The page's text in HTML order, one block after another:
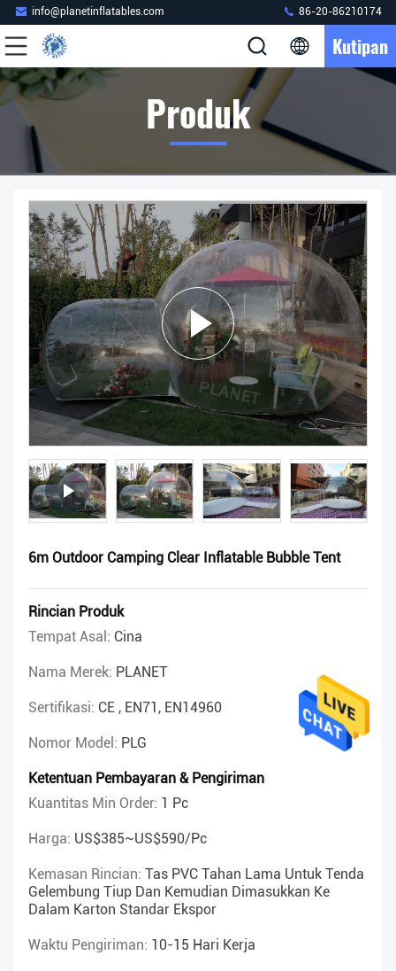
info@planetinflatables.com 86-20-86210174
Kutipan
Produk
6m Outdoor Camping Clear Inflatable Bubble Tent
Rincian Produk
Tempat Asal: Cina
Nama Merek: PLANET
Sertifikasi: CE , EN71, EN14960
Nomor Model: PLG
Ketentuan Pembayaran & Pengiriman
Kuantitas Min Order: 1 Pc
Harga: US$385~US$590/pc
Kemasan Rincian: Tas PVC Tahan Lama Untuk Tenda
Gelembung Tiup Dan Kemudian Dimasukkan Ke
Dalam Karton Standar Ekspor
Waktu Pengiriman: 10-15 Hari Kerja